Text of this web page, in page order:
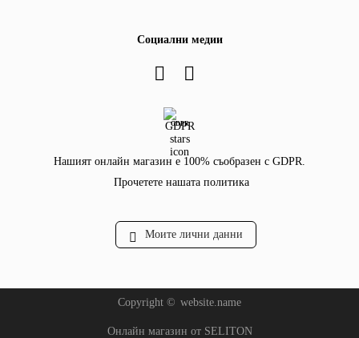
Социални медии
GDPR
Нашият онлайн магазин е 100% съобразен с GDPR.
Прочетете нашата политика
Моите лични данни
Copyright © website.name
Онлайн магазин от SELITON